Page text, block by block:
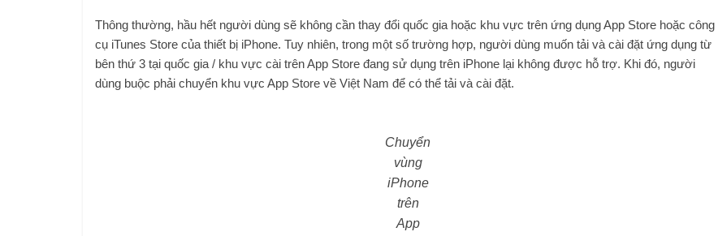
Thông thường, hầu hết người dùng sẽ không cần thay đổi quốc gia hoặc khu vực trên ứng dụng App Store hoặc công
cụ iTunes Store của thiết bị iPhone. Tuy nhiên, trong một số trường hợp, người dùng muốn tải và cài đặt ứng dụng từ
bên thứ 3 tại quốc gia / khu vực cài trên App Store đang sử dụng trên iPhone lại không được hỗ trợ. Khi đó, người
dùng buộc phải chuyển khu vực App Store về Việt Nam để có thể tải và cài đặt.
Chuyển
vùng
iPhone
trên
App